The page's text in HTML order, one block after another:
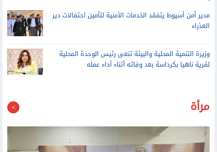
مدير أمن أسيوط يتفقد الخدمات الأمنية لتأمين احتفالات دير
العذراء
وزيرة التنمية المحلية والبيئة تنعى رئيس الوحدة المحلية
لقرية ناهيا بكرداسة بعد وفاته أثناء أداء عمله
مرأة